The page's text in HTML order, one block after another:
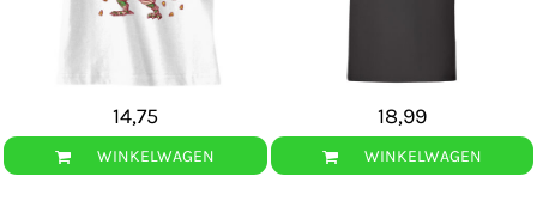
14,75
WINKELWAGEN
18,99
WINKELWAGEN